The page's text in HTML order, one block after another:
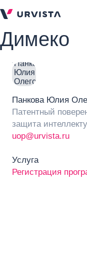
Димеко
Панкова Юлия
Патентный
защита
uop@urvista.ru
Услуга
Регистрация